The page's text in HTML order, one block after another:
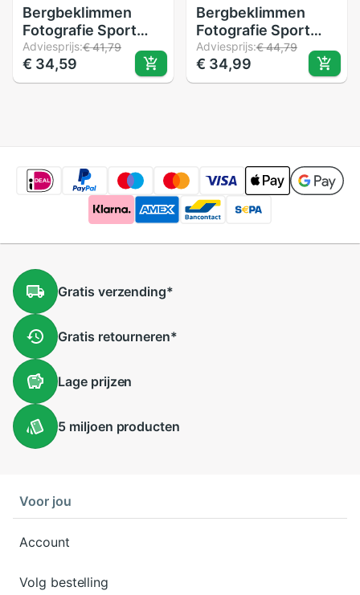
Bergbeklimmen
Fotografie Sport
Hoed Voor Fimi
Palm Handheld
Gimbal Camera
Adviesprijs:€ 41,79
€ 34,59
Bergbeklimmen
Fotografie Sport
Hoed Voor Fimi
Palm Handheld
Gimbal Camera
Adviesprijs:€ 44,79
€ 34,99
Gratis verzending*
Gratis retourneren*
Lageprijzen
5 miljoen producten
Voor jou
Account
Volg bestelling